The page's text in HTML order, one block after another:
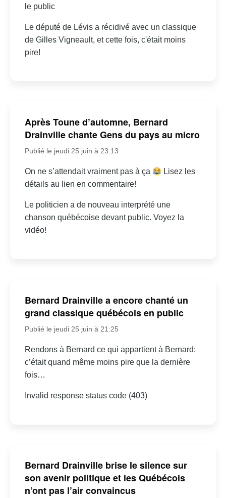
le public
Le député de Lévis a récidivé avec un classique
de Gilles Vigneault, et cette fois, c'était moins
pire!
Après Toune d’automne, Bernard
Drainville chante Gens du pays au micro
Publié le jeudi 25 juin à 23:13
On ne s’attendait vraiment pas à ça
Lisez les
détails au lien en commentaire!
Le politicien a de nouveau interprété une
chanson québécoise devant public. Voyez la
vidéo!
Bernard Drainville a encore chanté un
grand classique québécois en public
Publié le jeudi 25 juin à 21:25
Rendons à Bernard ce qui appartient à Bernard:
c’était quand même moins pire que la dernière
fois…
Invalid response status code (403)
Bernard Drainville brise le silence sur
son avenir politique et les Québécois
n’ont pas l’air convaincus